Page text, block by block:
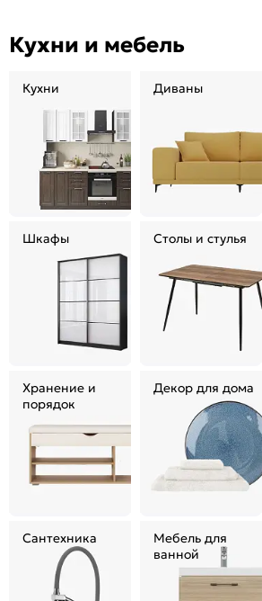
Кухни и мебель
Кухни Диваны
Шкафы Столы и стулья
Хранение и
порядок
Декор для дома
Сантехника
Мебель для
ванной